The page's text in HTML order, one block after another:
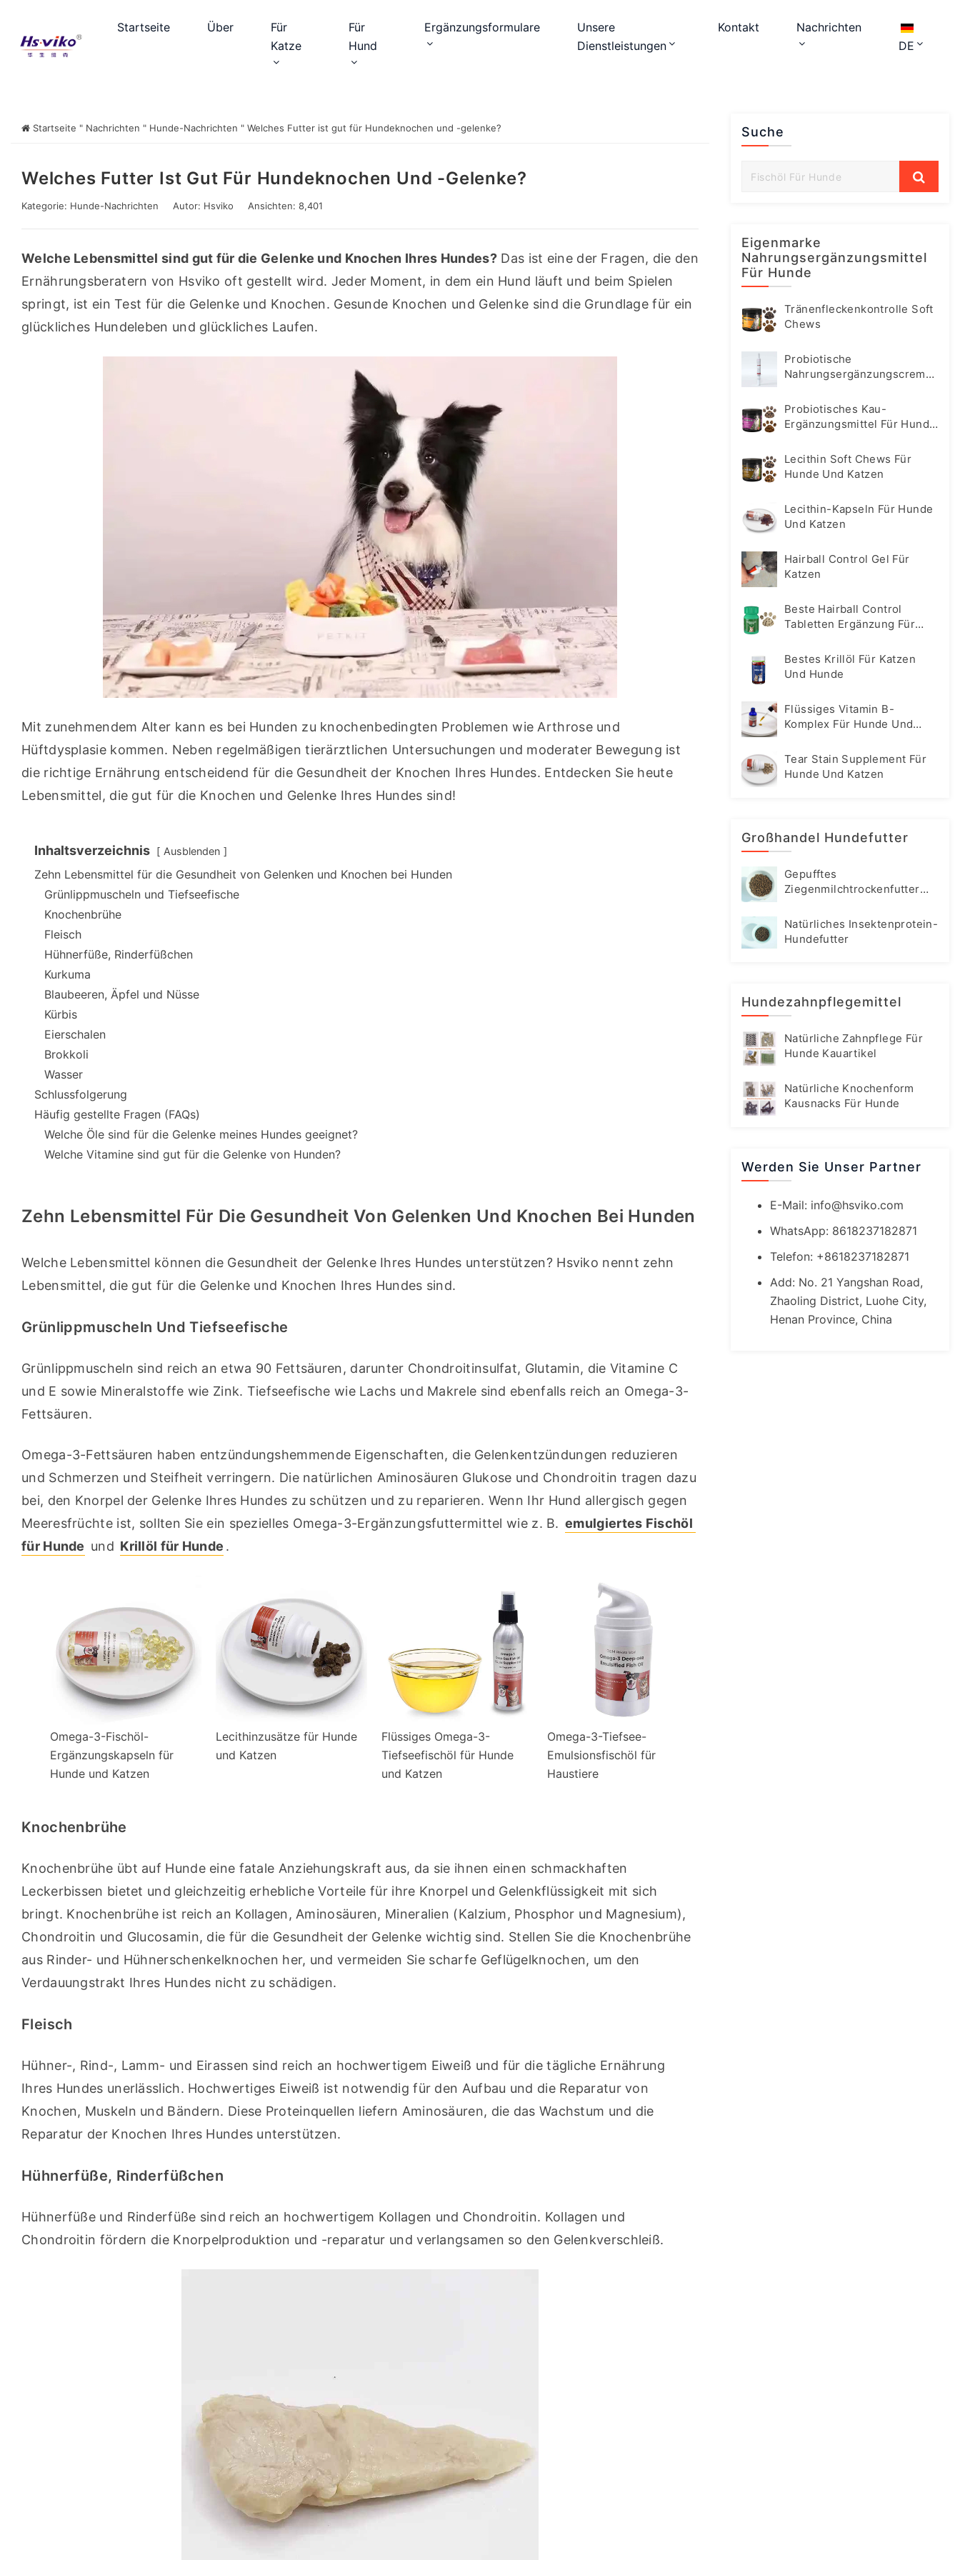
Startseite Über
Für
Katze
Für
Hund
Ergänzungsformulare
Unsere
Dienstleistungen
Kontakt
Nachrichten
DE
Startseite " Nachrichten " Hunde-Nachrichten " Welches Futter ist gut für Hundeknochen und -gelenke?
Welches Futter Ist Gut Für Hundeknochen Und -gelenke?
Kategorie: Hunde-Nachrichten Autor: Hsviko Ansichten: 8,401
Welche Lebensmittel sind gut für die Gelenke und Knochen Ihres Hundes? Das ist eine der Fragen, die den
Ernährungsberatern von Hsviko oft gestellt wird. Jeder Moment, in dem ein Hund läuft und beim Spielen
springt, ist ein Test für die Gelenke und Knochen. Gesunde Knochen und Gelenke sind die Grundlage für ein
glückliches Hundeleben und glückliches Laufen.
Mit zunehmendem Alter kann es bei Hunden zu knochenbedingten Problemen wie Arthrose und
Hüftdysplasie kommen. Neben regelmäßigen tierärztlichen Untersuchungen und moderater Bewegung ist
die richtige Ernährung entscheidend für die Gesundheit der Knochen Ihres Hundes. Entdecken Sie heute
Lebensmittel, die gut für die Knochen und Gelenke Ihres Hundes sind!
Inhaltsverzeichnis Ausblenden
Zehn Lebensmittel für die Gesundheit von Gelenken und Knochen bei Hunden
Grünlippmuscheln und Tiefseefische
Knochenbrühe
Fleisch
Hühnerfüße, Rinderfüßchen
Kurkuma
Blaubeeren, Äpfel und Nüsse
Kürbis
Eierschalen
Brokkoli
Wasser
Schlussfolgerung
Häufig gestellte Fragen (FAQs)
Welche Öle sind für die Gelenke meines Hundes geeignet?
Welche Vitamine sind gut für die Gelenke von Hunden?
Zehn Lebensmittel Für Die Gesundheit Von Gelenken Und Knochen Bei Hunden
Welche Lebensmittel können die Gesundheit der Gelenke Ihres Hundes unterstützen? Hsviko nennt zehn
Lebensmittel, die gut für die Gelenke und Knochen Ihres Hundes sind.
Grünlippmuscheln Und Tiefseefische
Grünlippmuscheln sind reich an etwa 90 Fettsäuren, darunter Chondroitinsulfat, Glutamin, die Vitamine C
und E sowie Mineralstoffe wie Zink. Tiefseefische wie Lachs und Makrele sind ebenfalls reich an Omega-3-
Fettsäuren.
Omega-3-Fettsäuren haben entzündungshemmende Eigenschaften, die Gelenkentzündungen reduzieren
und Schmerzen und Steifheit verringern. Die natürlichen Aminosäuren Glukose und Chondroitin tragen dazu
bei, den Knorpel der Gelenke Ihres Hundes zu schützen und zu reparieren. Wenn Ihr Hund allergisch gegen
Meeresfrüchte ist, sollten Sie ein spezielles Omega-3-Ergänzungsfuttermittel wie z. B. emulgiertes Fischöl
für Hunde und Krillöl für Hunde .
Omega-3-Fischöl-
Ergänzungskapseln für
Hunde und Katzen
Lecithinzusätze für Hunde
und Katzen
Flüssiges Omega-3-
Tiefseefischöl für Hunde
und Katzen
Omega-3-Tiefsee-
Emulsionsfischöl für
Haustiere
Knochenbrühe
Knochenbrühe übt auf Hunde eine fatale Anziehungskraft aus, da sie ihnen einen schmackhaften
Leckerbissen bietet und gleichzeitig erhebliche Vorteile für ihre Knorpel und Gelenkflüssigkeit mit sich
bringt. Knochenbrühe ist reich an Kollagen, Aminosäuren, Mineralien (Kalzium, Phosphor und Magnesium),
Chondroitin und Glucosamin, die für die Gesundheit der Gelenke wichtig sind. Stellen Sie die Knochenbrühe
aus Rinder- und Hühnerschenkelknochen her, und vermeiden Sie scharfe Geflügelknochen, um den
Verdauungstrakt Ihres Hundes nicht zu schädigen.
Fleisch
Hühner-, Rind-, Lamm- und Eirassen sind reich an hochwertigem Eiweiß und für die tägliche Ernährung
Ihres Hundes unerlässlich. Hochwertiges Eiweiß ist notwendig für den Aufbau und die Reparatur von
Knochen, Muskeln und Bändern. Diese Proteinquellen liefern Aminosäuren, die das Wachstum und die
Reparatur der Knochen Ihres Hundes unterstützen.
Hühnerfüße, Rinderfüßchen
Hühnerfüße und Rinderfüße sind reich an hochwertigem Kollagen und Chondroitin. Kollagen und
Chondroitin fördern die Knorpelproduktion und -reparatur und verlangsamen so den Gelenkverschleiß.
Suche
Eigenmarke
Nahrungsergänzungsmittel
Für Hunde
Tränenfleckenkontrolle Soft
Chews
Probiotische
Nahrungsergänzungscreme
Probiotisches Kau-
Ergänzungsmittel Für Hunde
Lecithin Soft Chews Für
Hunde Und Katzen
Lecithin-Kapseln Für Hunde
Und Katzen
Hairball Control Gel Für
Katzen
Beste Hairball Control
Tabletten Ergänzung Für
Bestes Krillöl Für Katzen
Und Hunde
Flüssiges Vitamin B-
Komplex Für Hunde Und
Tear Stain Supplement Für
Hunde Und Katzen
Großhandel Hundefutter
Gepufftes
Ziegenmilchtrockenfutter
Natürliches Insektenprotein-
Hundefutter
Hundezahnpflegemittel
Natürliche Zahnpflege Für
Hunde Kauartikel
Natürliche Knochenform
Kausnacks Für Hunde
Werden Sie Unser Partner
E-Mail: info@hsviko.com
WhatsApp: 8618237182871
Telefon: +8618237182871
Add: No. 21 Yangshan Road,
Zhaoling District, Luohe City,
Henan Province, China